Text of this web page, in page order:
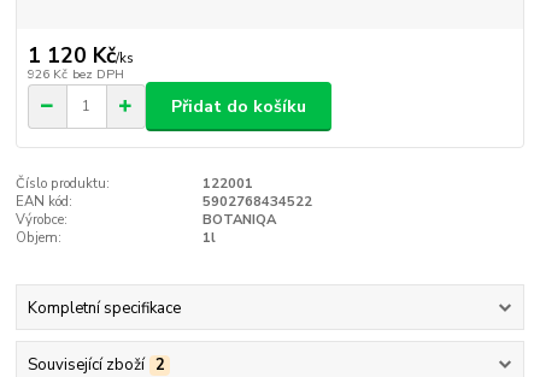
1 120 Kč/ks
926 Kč bez DPH
Přidat do košíku
Číslo produktu:
122001
EAN kód:
5902768434522
Výrobce:
BOTANIQA
Objem:
1l
Kompletní specifikace
Související zboží 2